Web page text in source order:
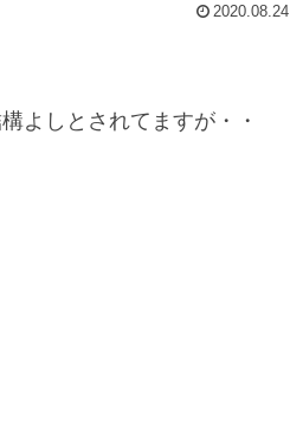
2020.08.24
よしとされてますが・・